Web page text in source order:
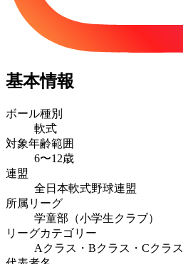
基本情報
ボール種別
軟式
対象年齢範囲
6〜12歳
連盟
全日本軟式野球連盟
所属リーグ
学童部（小学生クラブ）
リーグカテゴリー
Aクラス・Bクラス・Cクラス